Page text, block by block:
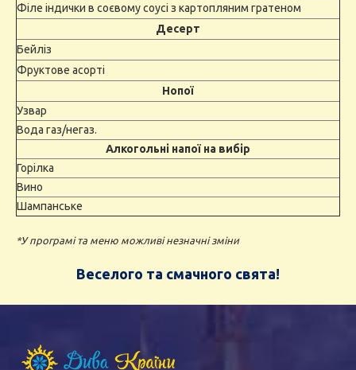
Філе індички в соєвому соусі з картопляним гратеном
Десерт
Бейліз
Фруктове асорті
Нопої
Узвар
Вода газ/негаз.
Алкогольні напої на вибір
Горілка
Вино
Шампанське
*У програмі та меню можливі незначні зміни
Веселого та смачного свята!